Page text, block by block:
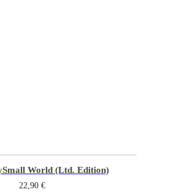
Small World (Ltd. Edition)
22,90 €